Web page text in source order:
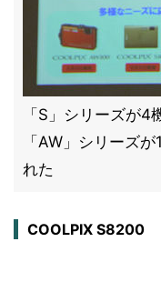
「S」シリーズが4
「AW」シリーズ
れた
COOLPIX S8200